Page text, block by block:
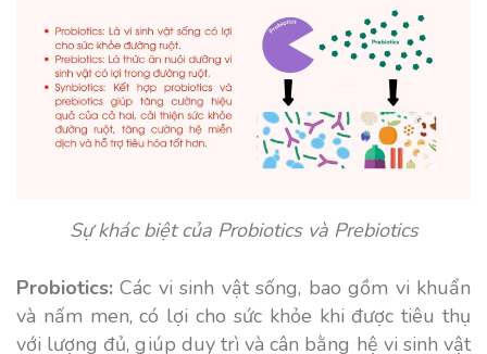
Sự khác biệt của Probiotics và Prebiotics
Probiotics: Các vi sinh vật sống, bao gồm vi khuẩn
và nấm men, có lợi cho sức khỏe khi được tiêu thụ
với lượng đủ, giúp duy trì và cân bằng hệ vi sinh vật